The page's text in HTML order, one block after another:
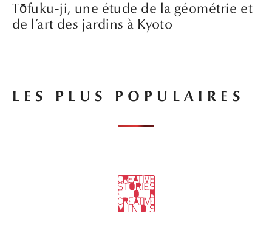
Tōfuku-ji, une étude de la géométrie et
de l’art des jardins à Kyoto
LES PLUS POPULAIRES